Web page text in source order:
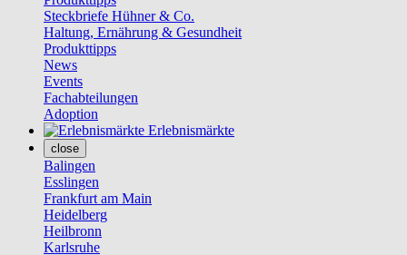
Steckbriefe Hühner & Co.
Haltung, Ernährung & Gesundheit
Produkttipps
News
Events
Fachabteilungen
Adoption
Erlebnismärkte
close
Balingen
Esslingen
Frankfurt am Main
Heidelberg
Heilbronn
Karlsruhe